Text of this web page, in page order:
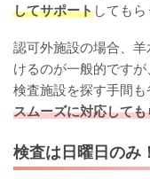
してサポートしてもら
認可外施設の場合、
けるのが一般的です
検査施設を探す手間も
スムーズに対応して
検査は日曜日のみ！